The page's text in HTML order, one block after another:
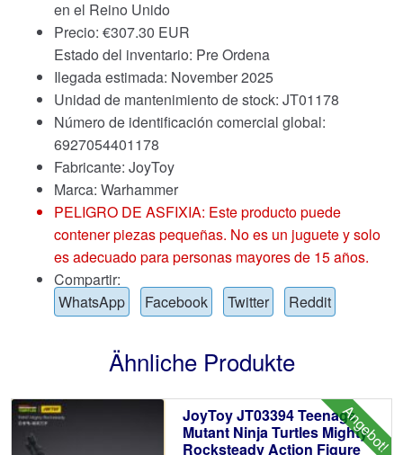
en el Reino Unido
Precio: €307.30 EUR
Estado del inventario: Pre Ordena
Ilegada estimada: November 2025
Unidad de mantenimiento de stock: JT01178
Número de identificación comercial global:
6927054401178
Fabricante: JoyToy
Marca: Warhammer
PELIGRO DE ASFIXIA: Este producto puede
contener piezas pequeñas. No es un juguete y solo
es adecuado para personas mayores de 15 años.
Compartir:
WhatsApp
Facebook Twitter Reddit
Ähnliche Produkte
Angebot!
JoyToy JT03394 Teenage
Mutant Ninja Turtles Mighty
Rocksteady Action Figure